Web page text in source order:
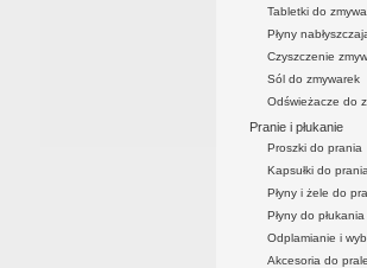
Tabletki do
Płyny
Czyszczenie
Sól do zmywarek
Odświeżacze do
Pranie i płukanie
Proszki do prania
Kapsułki do prania
Płyny i żele do
Płyny do płukania
Odplamianie i
Akcesoria do